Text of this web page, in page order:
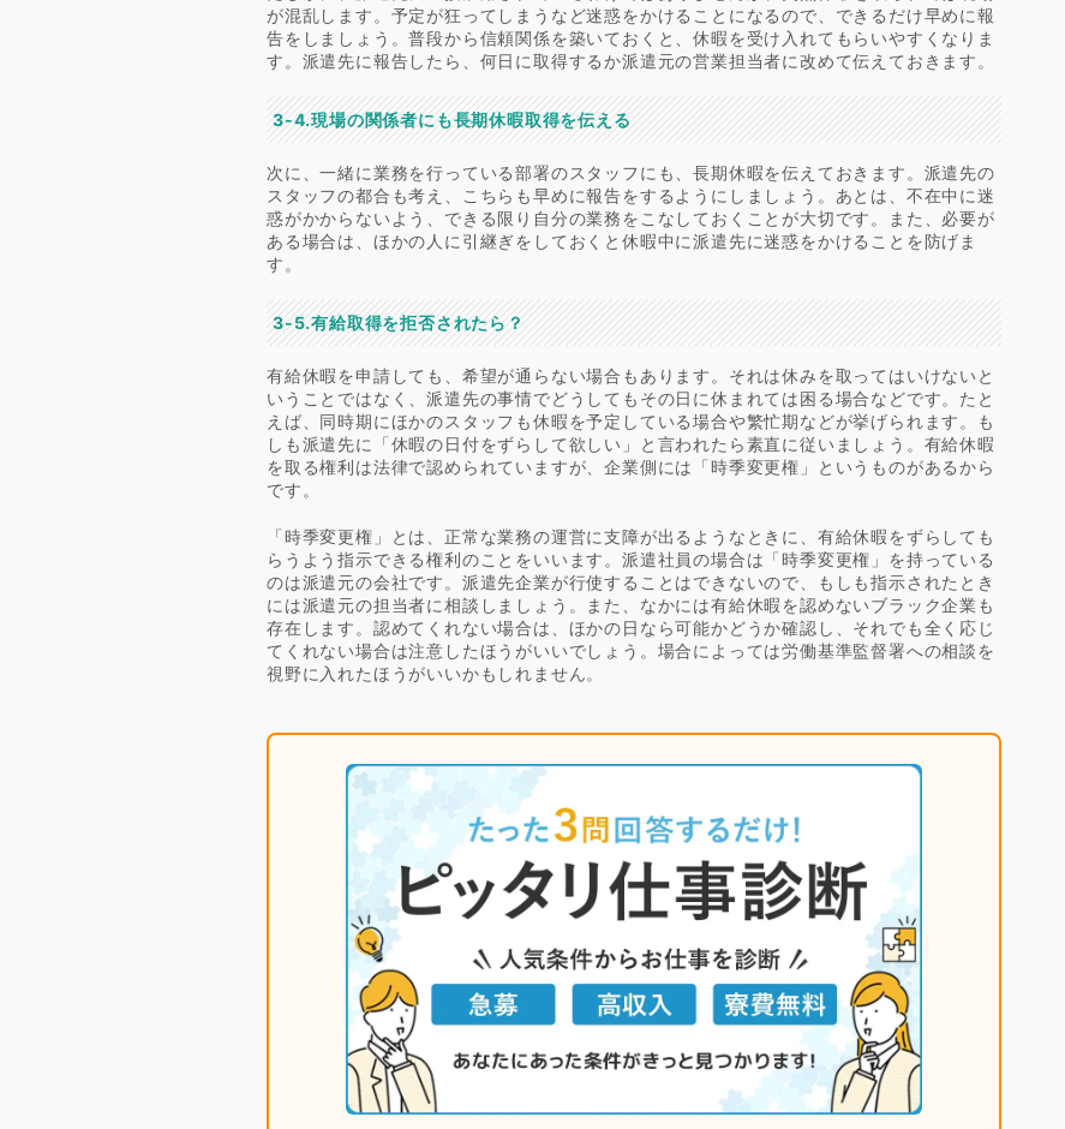
が混乱します。予定が狂ってしまうなど迷惑をかけることになるので、できるだけ早めに報
告をしましょう。普段から信頼関係を築いておくと、休暇を受け入れてもらいやすくなりま
す。派遣先に報告したら、何日に取得するか派遣元の営業担当者に改めて伝えておきます。
3-4.現場の関係者にも長期休暇取得を伝える
次に、一緒に業務を行っている部署のスタッフにも、長期休暇を伝えておきます。派遣先の
スタッフの都合も考え、こちらも早めに報告をするようにしましょう。あとは、不在中に迷
惑がかからないよう、できる限り自分の業務をこなしておくことが大切です。また、必要が
ある場合は、ほかの人に引継ぎをしておくと休暇中に派遣先に迷惑をかけることを防げま
す。
3-5.有給取得を拒否されたら？
有給休暇を申請しても、希望が通らない場合もあります。それは休みを取ってはいけないと
いうことではなく、派遣先の事情でどうしてもその日に休まれては困る場合などです。たと
えば、同時期にほかのスタッフも休暇を予定している場合や繁忙期などが挙げられます。も
しも派遣先に「休暇の日付をずらして欲しい」と言われたら素直に従いましょう。有給休暇
を取る権利は法律で認められていますが、企業側には「時季変更権」というものがあるから
です。
「時季変更権」とは、正常な業務の運営に支障が出るようなときに、有給休暇をずらしても
らうよう指示できる権利のことをいいます。派遣社員の場合は「時季変更権」を持っている
のは派遣元の会社です。派遣先企業が行使することはできないので、もしも指示されたとき
には派遣元の担当者に相談しましょう。また、なかには有給休暇を認めないブラック企業も
存在します。認めてくれない場合は、ほかの日なら可能かどうか確認し、それでも全く応じ
てくれない場合は注意したほうがいいでしょう。場合によっては労働基準監督署への相談を
視野に入れたほうがいいかもしれません。